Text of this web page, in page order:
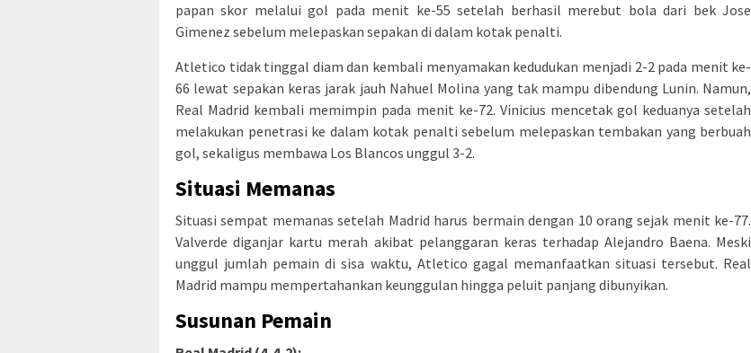
papan skor melalui gol pada menit ke-55 setelah berhasil merebut bola dari bek Jose
Gimenez sebelum melepaskan sepakan di dalam kotak penalti.
Atletico tidak tinggal diam dan kembali menyamakan kedudukan menjadi 2-2 pada menit ke-
66 lewat sepakan keras jarak jauh Nahuel Molina yang tak mampu dibendung Lunin. Namun,
Real Madrid kembali memimpin pada menit ke-72. Vinicius mencetak gol keduanya setelah
melakukan penetrasi ke dalam kotak penalti sebelum melepaskan tembakan yang berbuah
gol, sekaligus membawa Los Blancos unggul 3-2.
Situasi Memanas
Situasi sempat memanas setelah Madrid harus bermain dengan 10 orang sejak menit ke-77.
Valverde diganjar kartu merah akibat pelanggaran keras terhadap Alejandro Baena. Meski
unggul jumlah pemain di sisa waktu, Atletico gagal memanfaatkan situasi tersebut. Real
Madrid mampu mempertahankan keunggulan hingga peluit panjang dibunyikan.
Susunan Pemain